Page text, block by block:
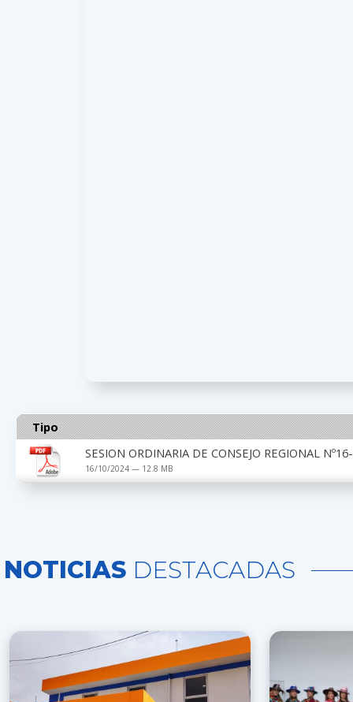
Tipo
SESION ORDINARIA DE CONSEJO REGIONAL
16/10/2024 — 12.8 MB
NOTICIAS DESTACADAS